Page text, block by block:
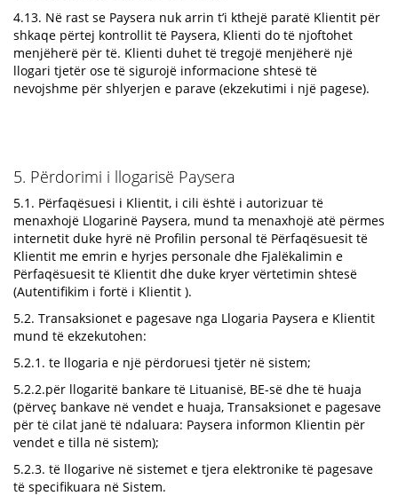
4.13. Në rast se Paysera nuk arrin t’i kthejë paratë Klientit për
shkaqe përtej kontrollit të Paysera, Klienti do të njoftohet
menjëherë për të. Klienti duhet të tregojë menjëherë një
llogari tjetër ose të sigurojë informacione shtesë të
nevojshme për shlyerjen e parave (ekzekutimi i një pagese).
5. Përdorimi i llogarisë Paysera
5.1. Përfaqësuesi i Klientit, i cili është i autorizuar të
menaxhojë Llogarinë Paysera, mund ta menaxhojë atë përmes
internetit duke hyrë në Profilin personal të Përfaqësuesit të
Klientit me emrin e hyrjes personale dhe Fjalëkalimin e
Përfaqësuesit të Klientit dhe duke kryer vërtetimin shtesë
(Autentifikim i fortë i Klientit ).
5.2. Transaksionet e pagesave nga Llogaria Paysera e Klientit
mund të ekzekutohen:
5.2.1. te llogaria e një përdoruesi tjetër në sistem;
5.2.2.për llogaritë bankare të Lituanisë, BE-së dhe të huaja
(përveç bankave në vendet e huaja, Transaksionet e pagesave
për të cilat janë të ndaluara: Paysera informon Klientin për
vendet e tilla në sistem);
5.2.3. të llogarive në sistemet e tjera elektronike të pagesave
të specifikuara në Sistem.